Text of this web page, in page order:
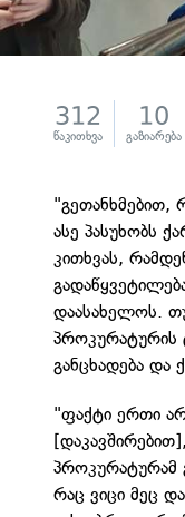
312
წაკითხვა
10
გაზიარება
"გეთანხმებით,
ასე პასუხობს
კითხვას,
დაასახელოს.
პროკურატურის
განცხადება და
"ფაქტი ერთი
პროკურატურამ
რაც ვიცი მეც